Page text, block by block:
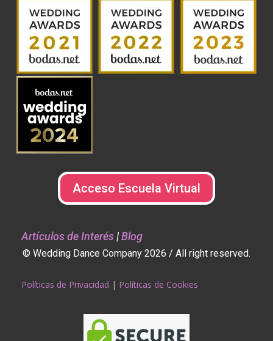
Acceso Escuela Virtual
Artículos de Interés |Blog
© Wedding Dance Company 2026 / All right reserved.
Políticas de Privacidad | Políticas de Cookies